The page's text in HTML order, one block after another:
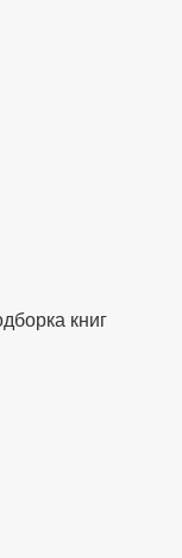
книг